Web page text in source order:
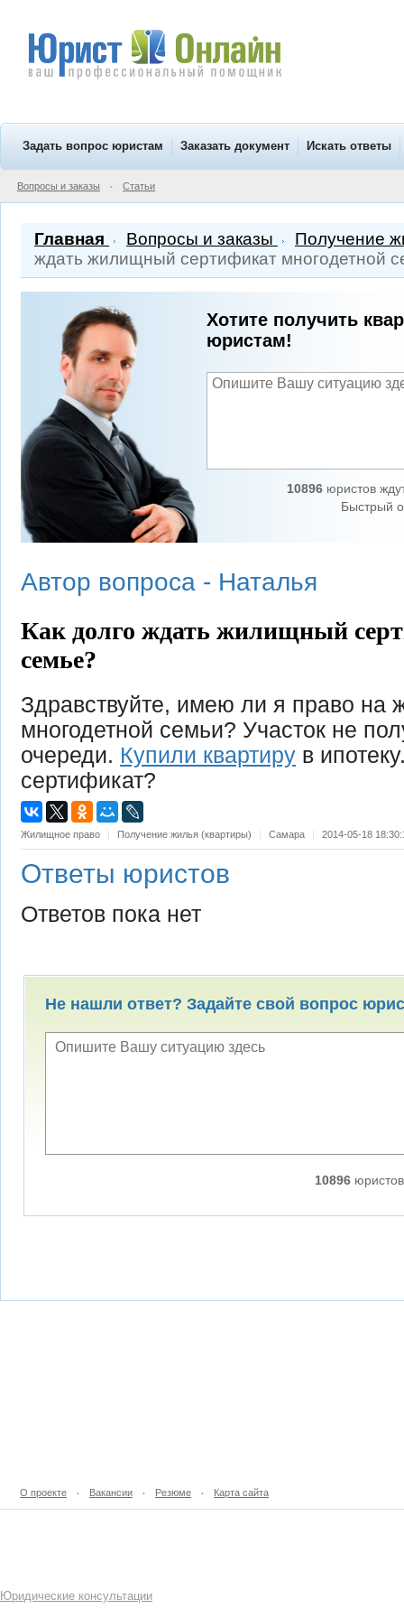
Задать вопрос юристам Заказать документ Искать ответы
Вопросы и заказы • Статьи
Главная Вопросы и заказы
Получение
ждать жилищный сертификат многодетной
Хотите получить
юристам!
10896 юристов
Быстрый
Автор вопроса - Наталья
Как долго ждать жилищный
семье?
Здравствуйте, имею ли я право на
многодетной семьи? Участок не
очереди. Купили квартиру в
сертификат?
Жилищное право | Получение жилья (квартиры) | Самара | 2014-05-18
Ответы юристов
Ответов пока нет
Не нашли ответ? Задайте свой вопрос
10896
О проекте • Вакансии • Резюме • Карта сайта
Юридические консультации